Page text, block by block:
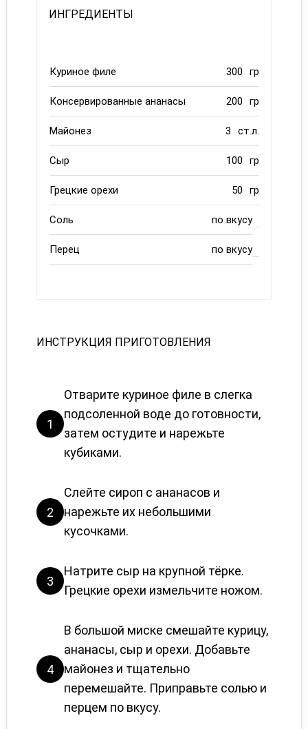
ИНГРЕДИЕНТЫ
Куриное филе 300 гр
Консервированные ананасы 200 гр
Майонез 3 ст.л.
Сыр 100 гр
Грецкие орехи 50 гр
Соль по вкусу
Перец по вкусу
ИНСТРУКЦИЯ ПРИГОТОВЛЕНИЯ
1
Отварите куриное филе в слегка
подсоленной воде до готовности,
затем остудите и нарежьте
кубиками.
2
Слейте сироп с ананасов и
нарежьте их небольшими
кусочками.
3
Натрите сыр на крупной тёрке.
Грецкие орехи измельчите ножом.
4
В большой миске смешайте курицу,
ананасы, сыр и орехи. Добавьте
майонез и тщательно
перемешайте. Приправьте солью и
перцем по вкусу.